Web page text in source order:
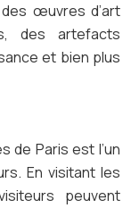
œuvres d’art
des artefacts
et bien plus
de Paris est l’un
En visitant les
peuvent